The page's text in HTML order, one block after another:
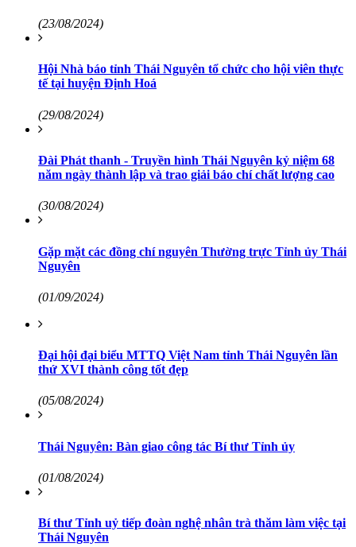
(23/08/2024)
Hội Nhà báo tỉnh Thái Nguyên tổ chức cho hội viên thực
tế tại huyện Định Hoá
(29/08/2024)
Đài Phát thanh - Truyền hình Thái Nguyên kỷ niệm 68
năm ngày thành lập và trao giải báo chí chất lượng cao
(30/08/2024)
Gặp mặt các đồng chí nguyên Thường trực Tỉnh ủy Thái
Nguyên
(01/09/2024)
Đại hội đại biểu MTTQ Việt Nam tỉnh Thái Nguyên lần
thứ XVI thành công tốt đẹp
(05/08/2024)
Thái Nguyên: Bàn giao công tác Bí thư Tỉnh ủy
(01/08/2024)
Bí thư Tỉnh uỷ tiếp đoàn nghệ nhân trà thăm làm việc tại
Thái Nguyên